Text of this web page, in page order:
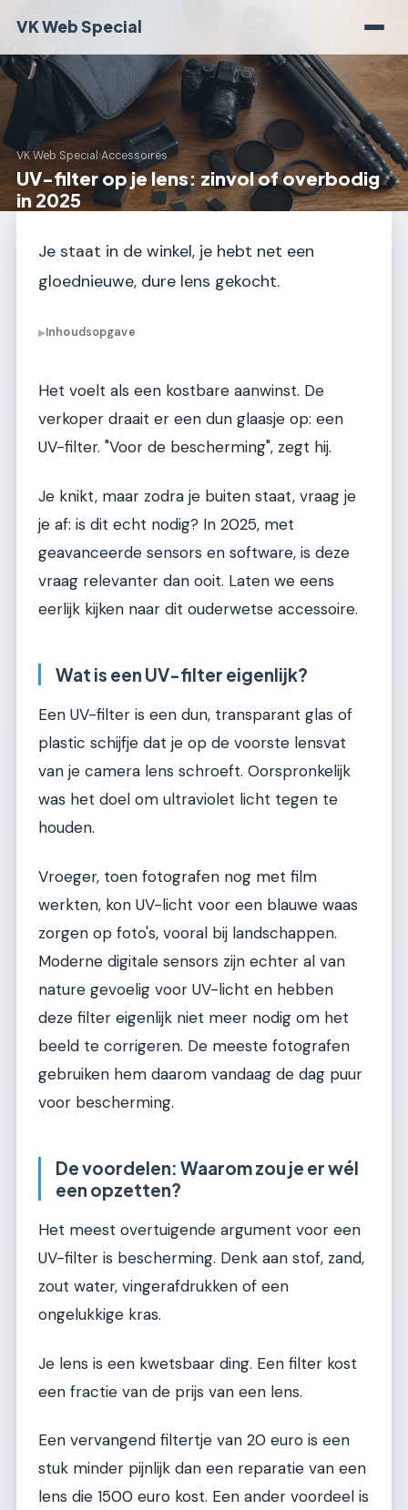
VK Web Special
VK Web Special›Accessoires
UV-filter op je lens: zinvol of overbodig
in 2025
Je staat in de winkel, je hebt net een
gloednieuwe, dure lens gekocht.
▶Inhoudsopgave
Het voelt als een kostbare aanwinst. De
verkoper draait er een dun glaasje op: een
UV-filter. "Voor de bescherming", zegt hij.
Je knikt, maar zodra je buiten staat, vraag je
je af: is dit echt nodig? In 2025, met
geavanceerde sensors en software, is deze
vraag relevanter dan ooit. Laten we eens
eerlijk kijken naar dit ouderwetse accessoire.
Wat is een UV-filter eigenlijk?
Een UV-filter is een dun, transparant glas of
plastic schijfje dat je op de voorste lensvat
van je camera lens schroeft. Oorspronkelijk
was het doel om ultraviolet licht tegen te
houden.
Vroeger, toen fotografen nog met film
werkten, kon UV-licht voor een blauwe waas
zorgen op foto's, vooral bij landschappen.
Moderne digitale sensors zijn echter al van
nature gevoelig voor UV-licht en hebben
deze filter eigenlijk niet meer nodig om het
beeld te corrigeren. De meeste fotografen
gebruiken hem daarom vandaag de dag puur
voor bescherming.
De voordelen: Waarom zou je er wél
een opzetten?
Het meest overtuigende argument voor een
UV-filter is bescherming. Denk aan stof, zand,
zout water, vingerafdrukken of een
ongelukkige kras.
Je lens is een kwetsbaar ding. Een filter kost
een fractie van de prijs van een lens.
Een vervangend filtertje van 20 euro is een
stuk minder pijnlijk dan een reparatie van een
lens die 1500 euro kost. Een ander voordeel is